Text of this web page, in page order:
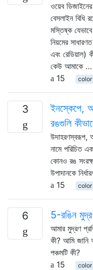
ওয়েব
বেসলাইন বিধি
মস্তিষ্ক
নিয়মের
এবং রেডিয়াল)
কেউ আমাকে …
15
color
3
ইনস্কেপে,
রঙগুলি
উদাহরণস্বরূপ,
নামে পরিচিত
কোনও রঙ
উপাদানকে
15
color
6 5-রঙিন
আমার মুদ্রণ
কী? আমি জানি
পঞ্চমটি কী?
15
color